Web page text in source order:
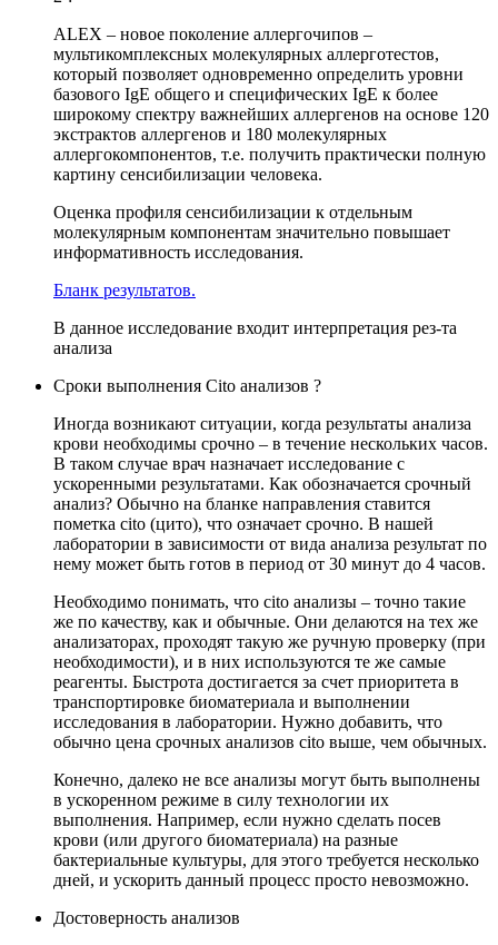
ALEX – новое поколение аллергочипов –
мультикомплексных молекулярных аллерготестов,
который позволяет одновременно определить уровни
базового IgE общего и специфических IgE к более
широкому спектру важнейших аллергенов на основе 120
экстрактов аллергенов и 180 молекулярных
аллергокомпонентов, т.е. получить практически полную
картину сенсибилизации человека.
Оценка профиля сенсибилизации к отдельным
молекулярным компонентам значительно повышает
информативность исследования.
Бланк результатов.
В данное исследование входит интерпретация рез-та
анализа
Сроки выполнения Cito анализов ?
Иногда возникают ситуации, когда результаты анализа
крови необходимы срочно – в течение нескольких часов.
В таком случае врач назначает исследование с
ускоренными результатами. Как обозначается срочный
анализ? Обычно на бланке направления ставится
пометка cito (цито), что означает срочно. В нашей
лаборатории в зависимости от вида анализа результат по
нему может быть готов в период от 30 минут до 4 часов.
Необходимо понимать, что cito анализы – точно такие
же по качеству, как и обычные. Они делаются на тех же
анализаторах, проходят такую же ручную проверку (при
необходимости), и в них используются те же самые
реагенты. Быстрота достигается за счет приоритета в
транспортировке биоматериала и выполнении
исследования в лаборатории. Нужно добавить, что
обычно цена срочных анализов cito выше, чем обычных.
Конечно, далеко не все анализы могут быть выполнены
в ускоренном режиме в силу технологии их
выполнения. Например, если нужно сделать посев
крови (или другого биоматериала) на разные
бактериальные культуры, для этого требуется несколько
дней, и ускорить данный процесс просто невозможно.
Достоверность анализов